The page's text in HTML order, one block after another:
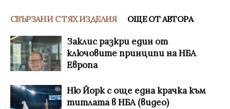
СВЪРЗАНИ С ТЯХ ИЗДЕЛИЯ ОЩЕ ОТ АВТОРА
Заклис разкри един от
ключовите принципи на НБА
Европа
Ню Йорк с още една крачка към
титлата в НБА (видео)